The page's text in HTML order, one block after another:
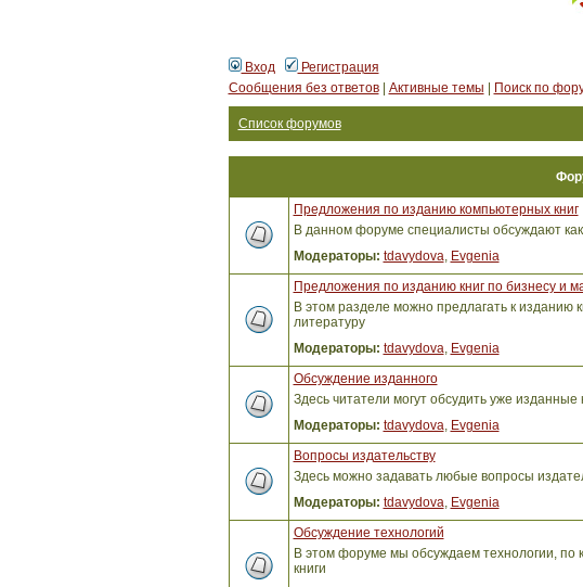
Вход
Регистрация
Сообщения без ответов| Активные темы Поиск по
Список форумов
Предложения по изданию компьютерных книг
В данном форуме специалисты обсуждают
Модераторы: tdavydova, Evgenia
Предложения по изданию книг по бизнесу и
В этом разделе можно предлагать к изданию
литературу
Модераторы: tdavydova, Evgenia
Обсуждение изданного
Здесь читатели могут обсудить уже изданные
Модераторы: tdavydova, Evgenia
Вопросы издательству
Здесь можно задавать любые вопросы
Модераторы: tdavydova, Evgenia
Обсуждение технологий
В этом форуме мы обсуждаем технологии,
книги